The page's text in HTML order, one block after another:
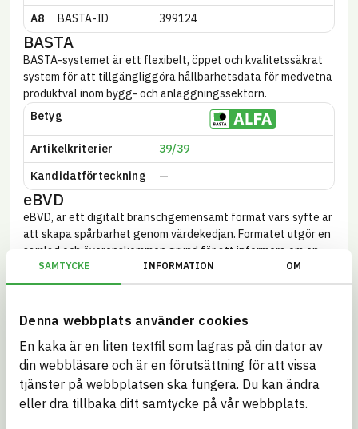
SAMTYCKE INFORMATION OM
Denna webbplats använder cookies
En kaka är en liten textfil som lagras på din dator av
din webbläsare och är en förutsättning för att vissa
tjänster på webbplatsen ska fungera. Du kan ändra
eller dra tillbaka ditt samtycke på vår webbplats.
A8
BASTA-ID 399124
BASTA
BASTA-systemet är ett flexibelt, öppet och kvalitetssäkrat
system för att tillgängliggöra hållbarhetsdata för medvetna
produktval inom bygg- och anläggningssektorn.
Betyg
Artikel­kriterier
39/39
Kandidatförteckning
eBVD
eBVD, är ett digitalt bransch­gemensamt format vars syfte är
att skapa spårbarhet genom värde­kedjan. Formatet utgör en
samlad och överens­kommen grund för att informera om en
varas eller kemisk produkts miljö­aspekter i olika skeden av
dess livscykel.
Kravställare och certifieringar
Se hur artikeln förhåller sig till andra kravställare och
certifieringar.
BREEAM NOR BREEAM SE